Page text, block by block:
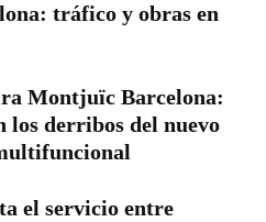
tráfico y obras en
Montjuïc Barcelona:
los derribos del nuevo
el servicio entre